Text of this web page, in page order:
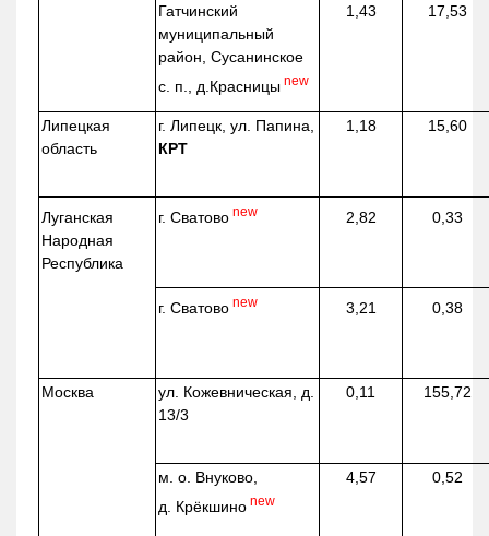
Гатчинский
муниципальный
район, Сусанинское
с. п., д.Красницы new
1,43 17,53
Липецкая
область
г. Липецк, ул. Папина,
КРТ
1,18 15,60
Луганская
Народная
Республика
г. Сватово new 2,82 0,33
г. Сватово new 3,21 0,38
Москва ул. Кожевническая , д.
13/3
0,11 155,72
м. о. Внуково,
д. Крёкшино new
4,57 0,52